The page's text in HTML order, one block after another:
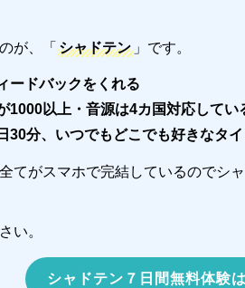
が、「 シャドテン 」です。
ードバックをくれる
1000以上・音源は4カ国対応してい
30分、いつでもどこでも好きなタ
てがスマホで完結しているのでシ
い。
シャドテン７日間無料体験